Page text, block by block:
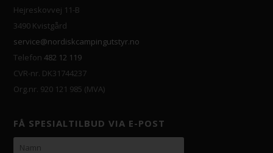
Hejreskovvej 11-B
3490 Kvistgård
service@nordiskcampingutstyr.no
Telefon482 12 119
CVR-nr. DK31744237
Org.nr. 920 121 985 (MVA)
FÅ SPESIALTILBUD VIA E-POST